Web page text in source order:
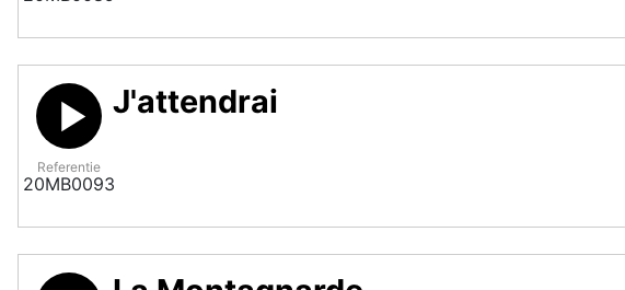
Referentie
20MB0093
J'attendrai